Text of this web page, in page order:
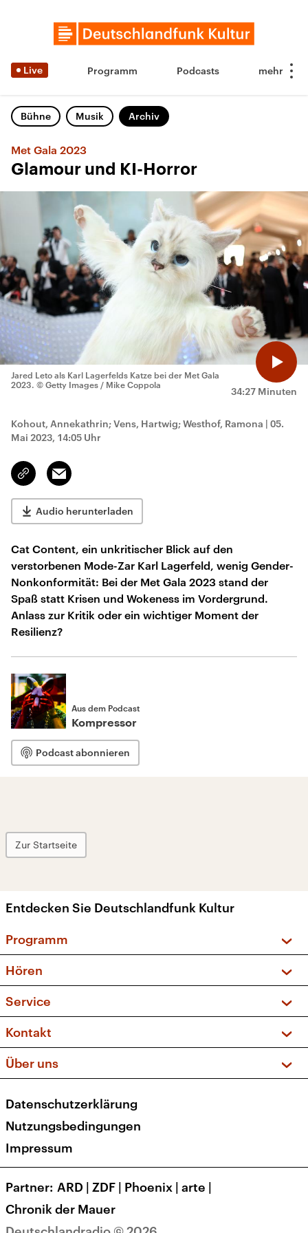
Live Programm Podcasts
Bühne Musik Archiv
Met Gala 2023
Glamour und KI-Horror
34:27 Minuten
Jared Leto als Karl Lagerfelds Katze bei der Met Gala
2023. © Getty Images / Mike Coppola
Kohout, Annekathrin; Vens, Hartwig; Westhof, Ramona | 05.
Mai 2023, 14:05 Uhr
Link
kopieren/teilen
Email
Audio herunterladen
Cat Content, ein unkritischer Blick auf den
verstorbenen Mode-Zar Karl Lagerfeld, wenig Gender-
Nonkonformität: Bei der Met Gala 2023 stand der
Spaß statt Krisen und Wokeness im Vordergrund.
Anlass zur Kritik oder ein wichtiger Moment der
Resilienz?
Aus dem Podcast
Kompressor
Podcast abonnieren
Zur Startseite
Entdecken Sie Deutschlandfunk Kultur
Programm
Sendungen und Podcasts
Musikliste
Kakadu – Das Kinderprogramm
Hören
Frequenzen (UKW + DAB+)
Service
FAQ
Apps
Newsletter
Veranstaltungen
Kontakt
Social Media
Über uns
Presse
Karriere
Transparenz
Datenschutzerklärung
Nutzungsbedingungen
Impressum
Partner ARD | ZDF | Phoenix | arte |
Chronik der Mauer